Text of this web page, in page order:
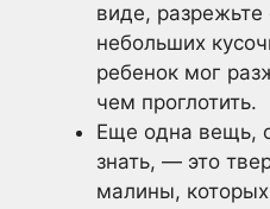
виде, разрежьте
небольших
ребенок мог
чем проглотить.
Еще одна вещь,
знать, — это
малины, которых